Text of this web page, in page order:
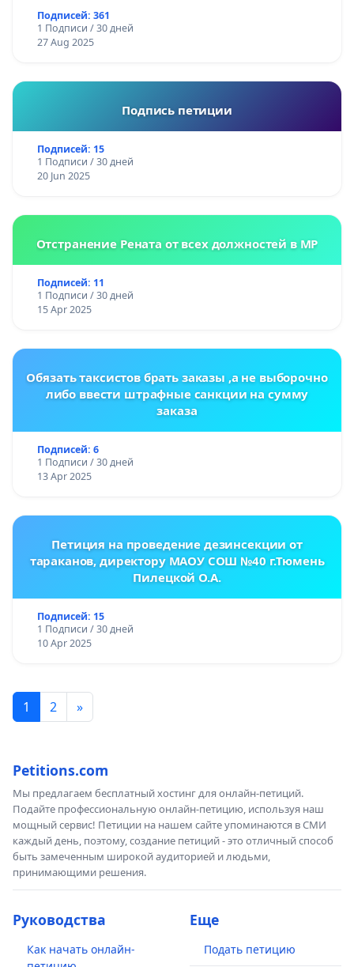
Подписей: 361
1 Подписи / 30 дней
27 Aug 2025
Подпись петиции
Подписей: 15
1 Подписи / 30 дней
20 Jun 2025
Отстранение Рената от всех должностей в МР
Подписей: 11
1 Подписи / 30 дней
15 Apr 2025
Обязать таксистов брать заказы ,а не выборочно
либо ввести штрафные санкции на сумму
заказа
Подписей: 6
1 Подписи / 30 дней
13 Apr 2025
Петиция на проведение дезинсекции от
тараканов, директору МАОУ СОШ №40 г.Тюмень
Пилецкой О.А.
Подписей: 15
1 Подписи / 30 дней
10 Apr 2025
1 2 »
Petitions.com
Мы предлагаем бесплатный хостинг для онлайн-петиций.
Подайте профессиональную онлайн-петицию, используя наш
мощный сервис! Петиции на нашем сайте упоминаются в СМИ
каждый день, поэтому, создание петиций - это отличный способ
быть замеченным широкой аудиторией и людьми,
принимающими решения.
Руководства
Как начать онлайн-
Еще
Подать петицию